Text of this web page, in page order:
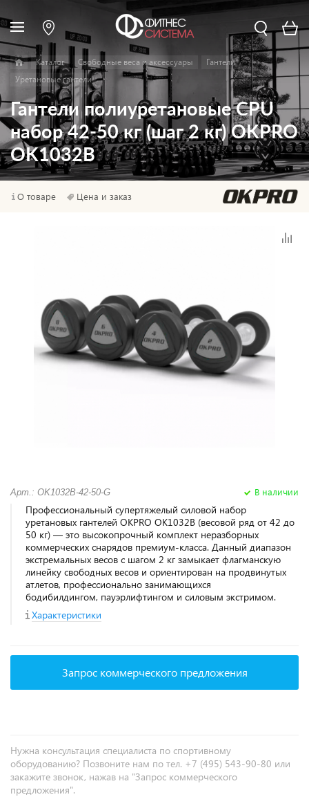
Каталог Свободные веса и аксессуары
Гантели
Уретановые гантели
Гантели полиуретановые CPU
набор 42-50 кг (шаг 2 кг) OKPRO
OK1032B
О товаре Цена и заказ
Арт.: OK1032B-42-50-G В наличии
Профессиональный супертяжелый силовой набор
уретановых гантелей OKPRO OK1032B (весовой ряд от 42 до
50 кг) — это высокопрочный комплект неразборных
коммерческих снарядов премиум-класса. Данный диапазон
экстремальных весов с шагом 2 кг замыкает флагманскую
линейку свободных весов и ориентирован на продвинутых
атлетов, профессионально занимающихся
бодибилдингом, пауэрлифтингом и силовым экстримом.
Характеристики
Запрос коммерческого предложения
Нужна консультация специалиста по спортивному
оборудованию? Позвоните нам по тел. +7 (495) 543-90-80 или
закажите звонок, нажав на "Запрос коммерческого
предложения".